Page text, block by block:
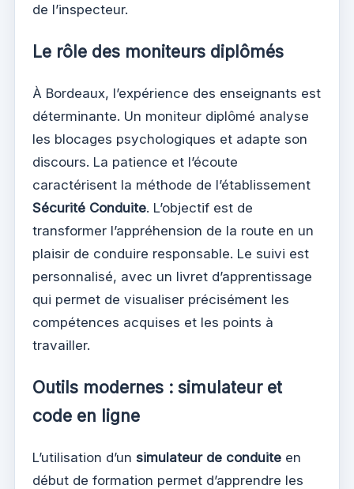
de l’inspecteur.
Le rôle des moniteurs diplômés
À Bordeaux, l’expérience des enseignants est
déterminante. Un moniteur diplômé analyse
les blocages psychologiques et adapte son
discours. La patience et l’écoute
caractérisent la méthode de l’établissement
Sécurité Conduite. L’objectif est de
transformer l’appréhension de la route en un
plaisir de conduire responsable. Le suivi est
personnalisé, avec un livret d’apprentissage
qui permet de visualiser précisément les
compétences acquises et les points à
travailler.
Outils modernes : simulateur et
code en ligne
L’utilisation d’un simulateur de conduite en
début de formation permet d’apprendre les